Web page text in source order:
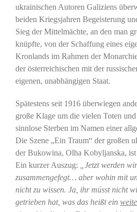
ukrainischen Autoren Galiziens
beiden Kriegsjahren Begeisterung
Sieg der Mittelmächte, an den man
knüpfte, von der Schaffung eines
Kronlands im Rahmen der
der österreichischen mit der
eigenen, unabhängigen Staat.
Spätestens seit 1916 überwiegen
große Klage um die vielen Toten und
sinnlose Sterben im Namen einer
Die Szene „Ein Traum“ der großen
der Bukowina, Olha Kobyljanska, ist
Ein kurzer Auszug:
„Jetzt werden
zusammengefegt… aber wohin mit
nicht zu wissen. Ja, ihr müsst nicht
getrieben hat, was das heißt ein